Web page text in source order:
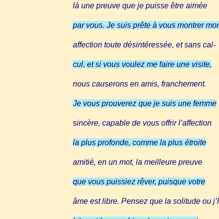
là une preuve que je puisse être aimée
par vous. Je suis prête à vous montrer
affection toute désintéressée, et sans cal-
cul, et si vous voulez me faire une visite,
nous causerons en amis, franchement.
Je vous prouverez que je suis une femme
sincère, capable de vous offrir l’affection
la plus profonde, comme la plus étroite
amitié, en un mot, la meilleure preuve
que vous puissiez rêver, puisque votre
âme est libre. Pensez que la solitude ou